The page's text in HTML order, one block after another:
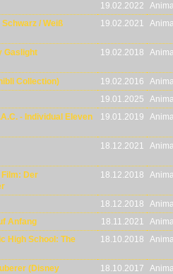
19.02.2022
/ Weiß
19.02.2021
Gaslight 19.02.2018
Collection) 19.02.2016
19.01.2025
- Individual Eleven
19.01.2019
18.12.2021
Der
18.12.2018
18.12.2018
Anfang
18.11.2021
High School: The
18.10.2018
(Disney
18.10.2017